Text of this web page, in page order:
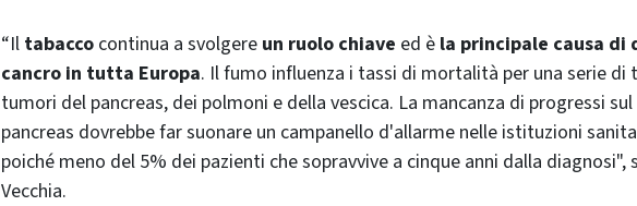
“Il tabacco continua a svolgere un ruolo chiave ed è la principale causa di
cancro in tutta Europa. Il fumo influenza i tassi di mortalità per una serie di
tumori del pancreas, dei polmoni e della vescica. La mancanza di progressi
pancreas dovrebbe far suonare un campanello d'allarme nelle istituzioni
poiché meno del 5% dei pazienti che sopravvive a cinque anni dalla diagnosi",
Vecchia.